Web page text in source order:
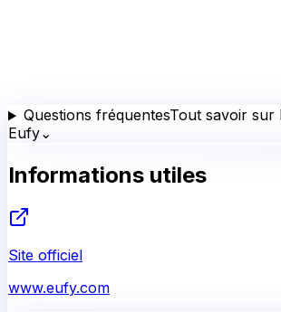
Questions fréquentesTout savoir sur
Eufy⌄
Informations utiles
Site officiel
www.eufy.com